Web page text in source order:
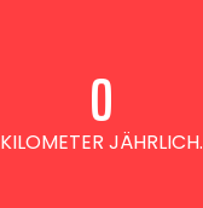
KILOMETER JÄHRLICH.
0